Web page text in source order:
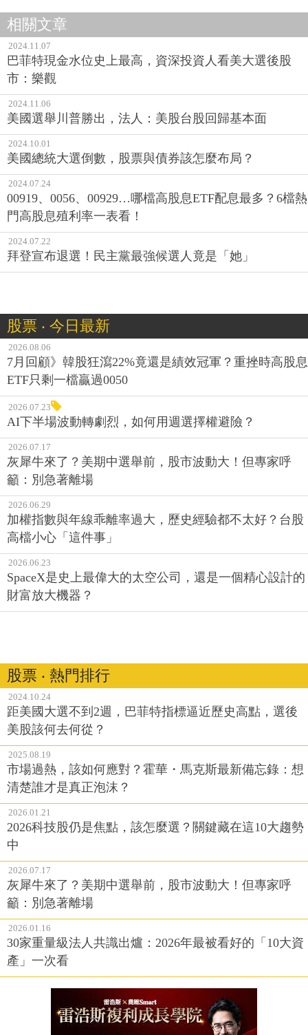
相關文章
2024.11.07
巴菲特現金水位史上最高，資深投資人看美大選後股
市：樂觀
2024.11.06
美國選舉川普勝出，法人：美股台股回歸基本面
2024.10.01
美國總統大選倒數，股票與債券該怎麼布局？
2024.07.24
00919、0056、00929…哪檔高股息ETF配息最多？6檔熱
門高股息殖利率一表看！
2024.07.22
拜登宣布退選！民主黨最強候選人竟是「她」
股票 ‧ 今日最新
2026.08.06
7月回顧》韓股狂瀉22%竟還是績效冠軍？重挫時高股息
ETF只剩一檔贏過0050
2026.07.23
AI下半場波動轉劇烈，如何用週選擇權避險？
2026.07.17
灰犀牛來了？美期中選舉前，股市波動大！但專家呼
籲：別急著離場
2026.06.29
加權指數與年線乖離率過大，歷史經驗都不太好？台股
高檔小心「這件事」
2026.06.23
SpaceX是史上最偉大的太空公司，還是一個精心設計的
財富放大機器？
股票 ‧ 熱門排行
2024.10.24
距美國大選不到2週，巴菲特指標逼近歷史高點，選後
美股該何去何從？
2025.08.19
市場過熱，該如何應對？霍華・馬克斯最新備忘錄：想
清楚誰才是真正泡沫？
2026.01.21
2026科技股仍是焦點，該怎麼選？關鍵藏在這10大趨勢
中
2026.07.17
灰犀牛來了？美期中選舉前，股市波動大！但專家呼
籲：別急著離場
2026.01.16
30家重量級法人共識出爐：2026年最被看好的「10大資
產」一次看